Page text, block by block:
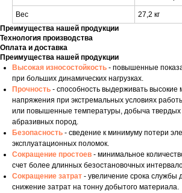
Вес
27,2 кг
Преимущества нашей продукции
Технология производства
Оплата и доставка
Преимущества нашей продукции
Высокая износостойкость - повышенные
при больших динамических нагрузках.
Прочность - способность выдерживать высокие
напряжения при экстремальных условиях
или повышенные температуры, добыча
абразивных пород.
Безопасность - сведение к минимуму потери
эксплуатационных поломок.
Сокращение простоев - минимальное
счет более длинных безостановочных
Сокращение затрат - увеличение срока службы
снижение затрат на тонну добытого материала.